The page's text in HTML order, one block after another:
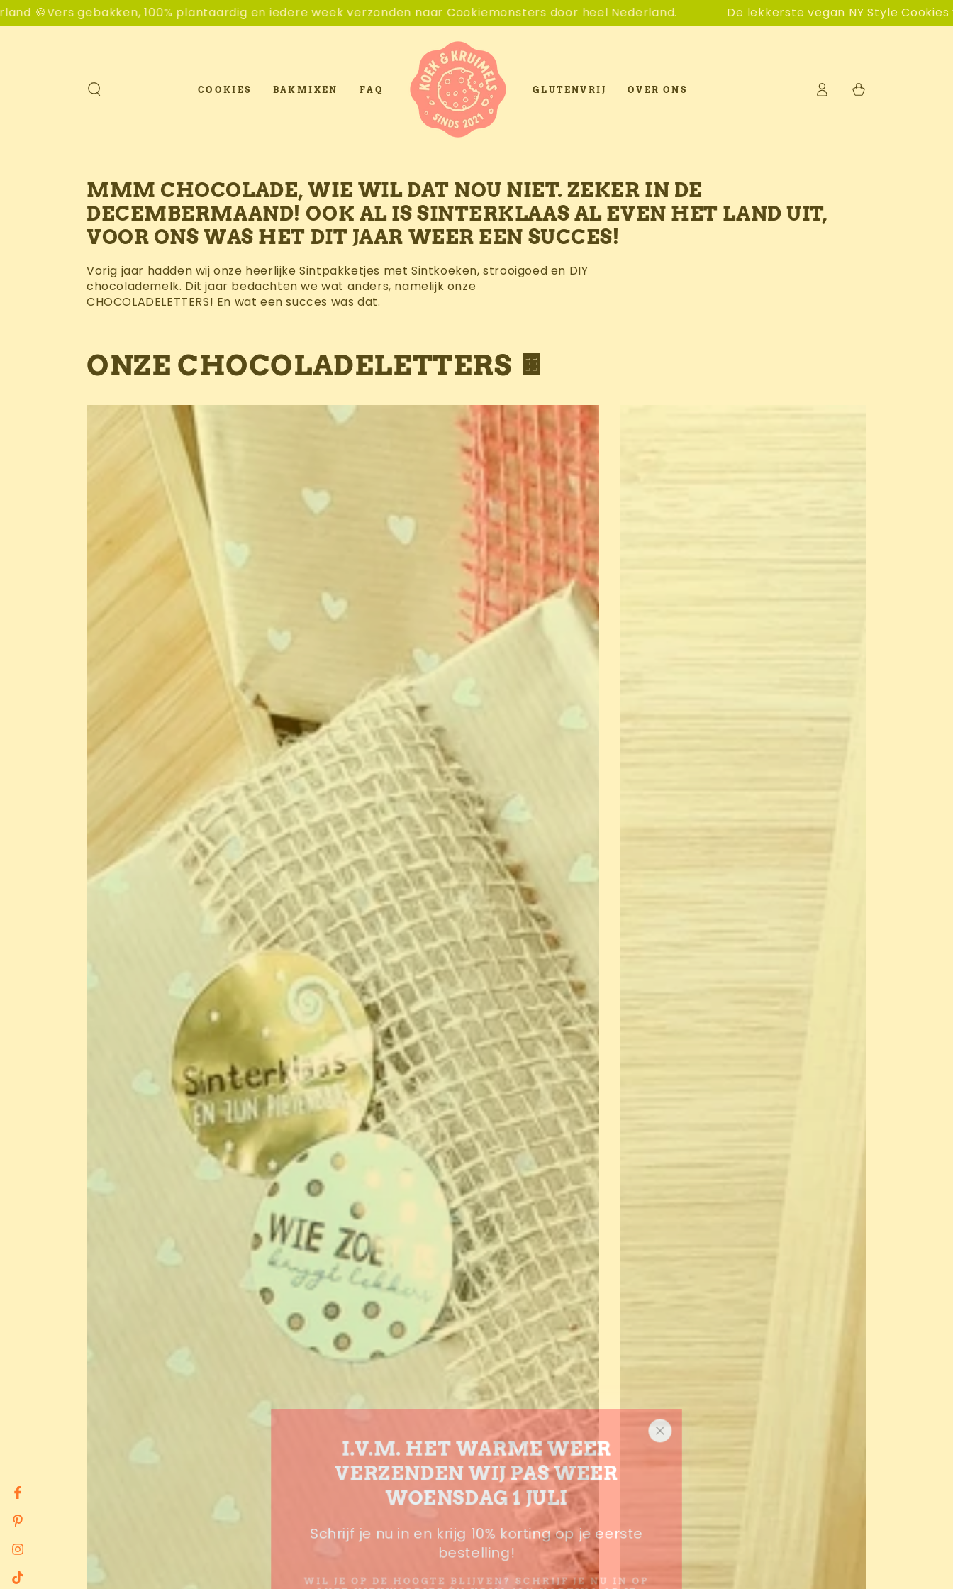
GA NAAR
CONTENTen iedere week verzonden naar Cookiemonsters door heel Nederland. De lekkerste vegan NY Style Cookies van Nederland 🍪Vers
COOKIES BAKMIXEN FAQ GLUTENVRIJ OVER ONS
Log
Winkelwagen
MMM CHOCOLADE, WIE WIL DAT NOU NIET. ZEKER IN DE
DECEMBERMAAND! OOK AL IS SINTERKLAAS AL EVEN HET LAND UIT,
VOOR ONS WAS HET DIT JAAR WEER EEN SUCCES!
Vorig jaar hadden wij onze heerlijke Sintpakketjes met Sintkoeken, strooigoed en DIY
chocolademelk. Dit jaar bedachten we wat anders, namelijk onze
CHOCOLADELETTERS! En wat een succes was dat.
ONZE CHOCOLADELETTERS 🍫
I.V.M. HET WARME WEER
VERZENDEN WIJ PAS WEER
WOENSDAG 1 JULI
Schrijf je nu in en krijg 10% korting op je eerste
bestelling!
WIL JE OP DE HOOGTE BLIJVEN? SCHRIJF JE NU IN OP
Facebook
Pinterest
Instagram
TikTok